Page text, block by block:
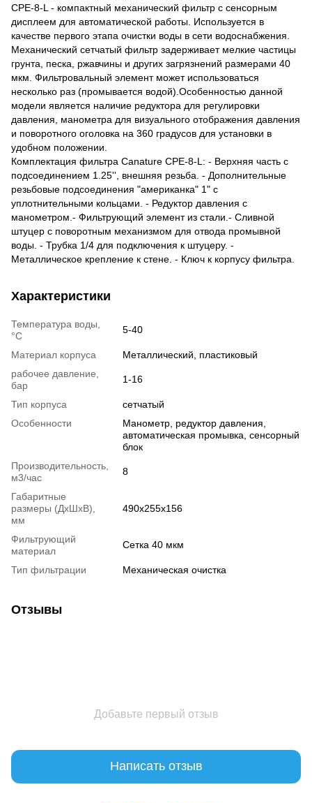
CPE-8-L - компактный механический фильтр с сенсорным
дисплеем для автоматической работы. Используется в
качестве первого этапа очистки воды в сети водоснабжения.
Механический сетчатый фильтр задерживает мелкие частицы
грунта, песка, ржавчины и других загрязнений размерами 40
мкм. Фильтровальный элемент может использоваться
несколько раз (промывается водой).Особенностью данной
модели является наличие редуктора для регулировки
давления, манометра для визуального отображения давления
и поворотного оголовка на 360 градусов для установки в
удобном положении.
Комплектация фильтра Canature CPE-8-L: - Верхняя часть с
подсоединением 1.25'', внешняя резьба. - Дополнительные
резьбовые подсоединения "американка" 1" с
уплотнительными кольцами. - Редуктор давления с
манометром.- Фильтрующий элемент из стали.- Сливной
штуцер с поворотным механизмом для отвода промывной
воды. - Трубка 1/4 для подключения к штуцеру. -
Металлическое крепление к стене. - Ключ к корпусу фильтра.
Характеристики
Температура воды,
°С
5-40
Материал корпуса
Металлический, пластиковый
рабочее давление,
бар
1-16
Тип корпуса
сетчатый
Особенности
Манометр, редуктор давления,
автоматическая промывка, сенсорный
блок
Производительность,
м3/час
8
Габаритные
размеры (ДхШхВ),
мм
490х255х156
Фильтрующий
материал
Сетка 40 мкм
Тип фильтрации Механическая очистка
Отзывы
Добавьте первый отзыв
Написать отзыв